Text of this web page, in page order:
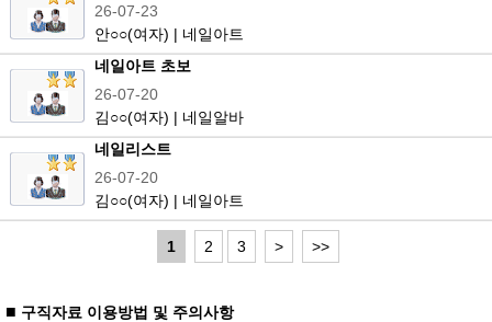
26-07-23
안○○(여자) | 네일아트
네일아트 초보
26-07-20
김○○(여자) | 네일알바
네일리스트
26-07-20
김○○(여자) | 네일아트
1 2 3 > >>
■ 구직자료 이용방법 및 주의사항